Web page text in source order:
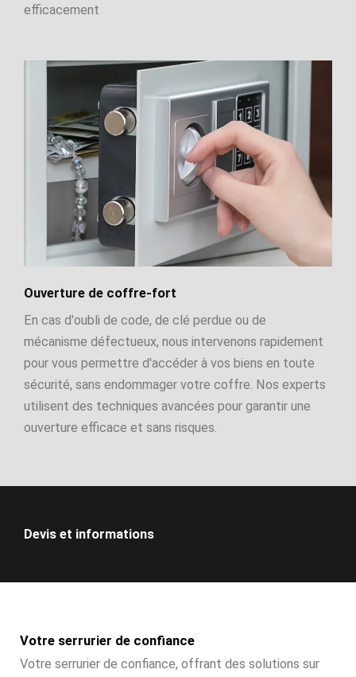
efficacement
Ouverture de coffre-fort
En cas d'oubli de code, de clé perdue ou de
mécanisme défectueux, nous intervenons rapidement
pour vous permettre d'accéder à vos biens en toute
sécurité, sans endommager votre coffre. Nos experts
utilisent des techniques avancées pour garantir une
ouverture efficace et sans risques.
Devis et informations
Votre serrurier de confiance
Votre serrurier de confiance, offrant des solutions sur